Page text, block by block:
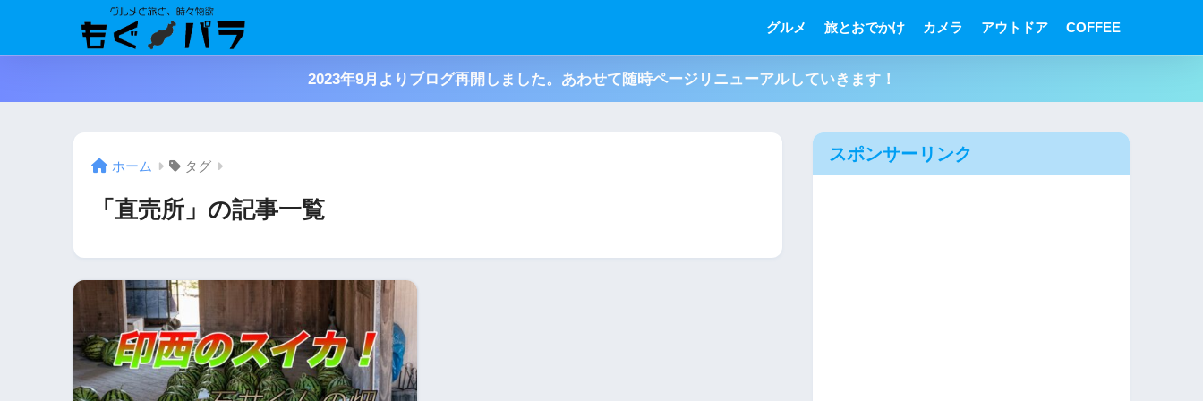
グルメ 旅とおでかけ カメラ アウトドア COFFEE
2023年9月よりブログ再開しました。あわせて随時ページリニューアルしていきます！
ホーム タグ
「直売所」の記事一覧
スポンサーリンク